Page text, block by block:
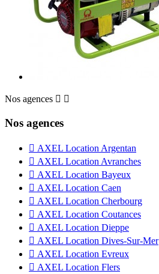
Nos agences  
Nos agences
 AXEL Location Argentan
 AXEL Location Avranches
 AXEL Location Bayeux
 AXEL Location Caen
 AXEL Location Cherbourg
 AXEL Location Coutances
 AXEL Location Dieppe
 AXEL Location Dives-Sur-Mer
 AXEL Location Evreux
 AXEL Location Flers